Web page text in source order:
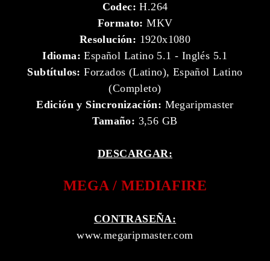
Codec: H.264
Formato: MKV
Resolución: 1920x1080
Idioma:Español Latino 5.1 - Inglés 5.1
Subtítulos: Forzados (Latino), Español Latino
(Completo)
Edición y Sincronización: Megaripmaster
Tamaño: 3,56 GB
DESCARGAR:
MEGA / MEDIAFIRE
CONTRASEÑA:
www.megaripmaster.com